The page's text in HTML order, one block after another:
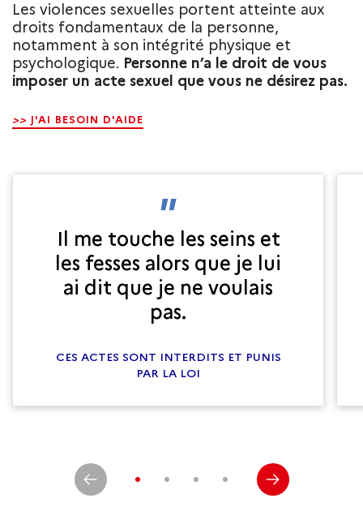
Les violences sexuelles portent atteinte aux
droits fondamentaux de la personne,
notamment à son intégrité physique et
psychologique. Personne n’a le droit de vous
imposer un acte sexuel que vous ne désirez pas.
>> J'AI BESOIN D'AIDE
Il me touche les seins et
les fesses alors que je lui
ai dit que je ne voulais
pas.
CES ACTES SONT INTERDITS ET PUNIS
PAR LA LOI